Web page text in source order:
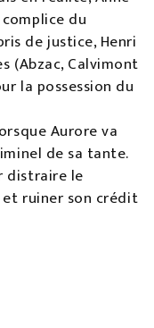
du
de justice, Henri
(Abzac, Calvimont
la possession du
Aurore va
de sa tante.
distraire le
et ruiner son crédit